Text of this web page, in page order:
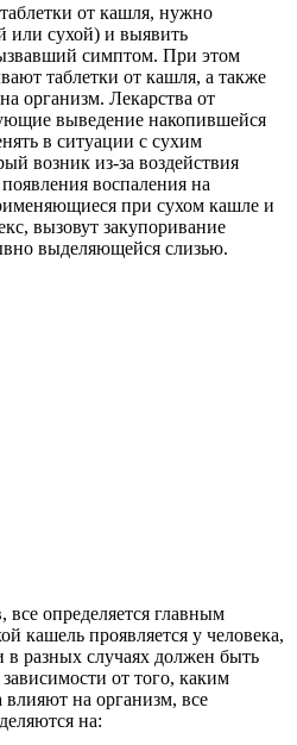
от кашля, нужно
или сухой) и выявить
симптом. При этом
таблетки от кашля, а также
организм. Лекарства от
выведение накопившейся
в ситуации с сухим
возник из-за воздействия
воспаления на
при сухом кашле и
вызовут закупоривание
выделяющейся слизью.
все определяется главным
кашель проявляется у человека,
в разных случаях должен быть
от того, каким
на организм, все
на: